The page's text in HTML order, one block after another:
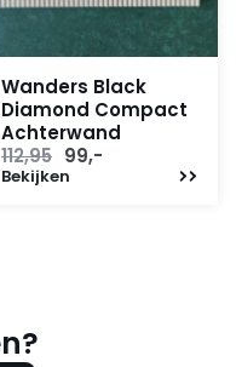
Wanders Black
Diamond Compact
Achterwand
112,95 Oorspronkelijke
prijs
99,-
Bekijken